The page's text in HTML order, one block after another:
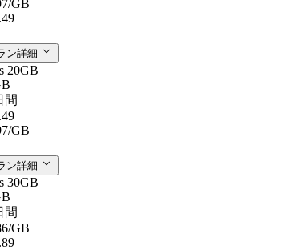
/GB
ン詳細
20GB
間
/GB
ン詳細
30GB
間
/GB